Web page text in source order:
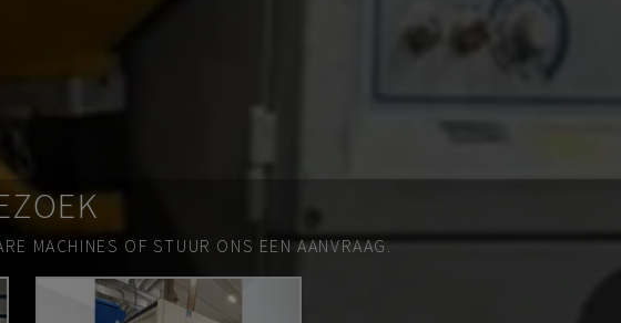
MACHINES OF STUUR ONS EEN AANVRAAG.